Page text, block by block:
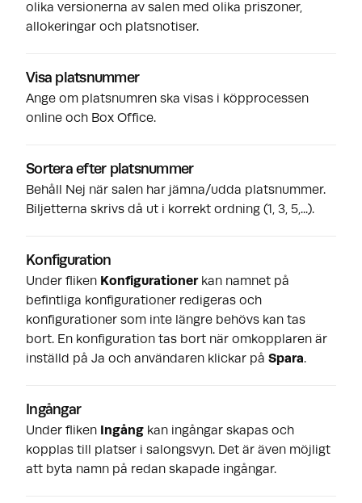
olika versionerna av salen med olika priszoner,
allokeringar och platsnotiser.
Visa platsnummer
Ange om platsnumren ska visas i köpprocessen
online och Box Office.
Sortera efter platsnummer
Behåll Nej när salen har jämna/udda platsnummer.
Biljetterna skrivs då ut i korrekt ordning (1, 3, 5,...).
Konfiguration
Under fliken Konfigurationerkan namnet på
befintliga konfigurationer redigeras och
konfigurationer som inte längre behövs kan tas
bort. En konfiguration tas bort när omkopplaren är
inställd på Ja och användaren klickar på Spara.
Ingångar
Under fliken Ingång kan ingångar skapas och
kopplas till platser i salongsvyn. Det är även möjligt
att byta namn på redan skapade ingångar.